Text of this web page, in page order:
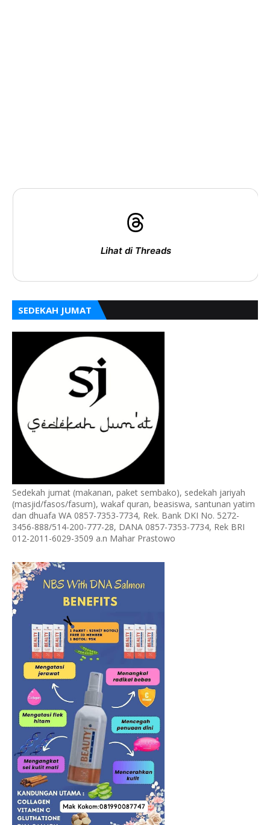
Lihat di Threads
SEDEKAH JUMAT
Sedekah jumat (makanan, paket sembako), sedekah jariyah
(masjid/fasos/fasum), wakaf quran, beasiswa, santunan yatim
dan dhuafa WA 0857-7353-7734, Rek. Bank DKI No. 5272-
3456-888/514-200-777-28, DANA 0857-7353-7734, Rek BRI
012-2011-6029-3509 a.n Mahar Prastowo